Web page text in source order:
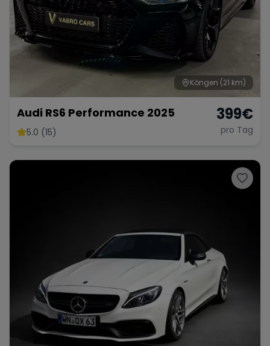
Köngen (21 km)
Audi RS6 Performance 2025
5.0 (15)
399€
pro Tag